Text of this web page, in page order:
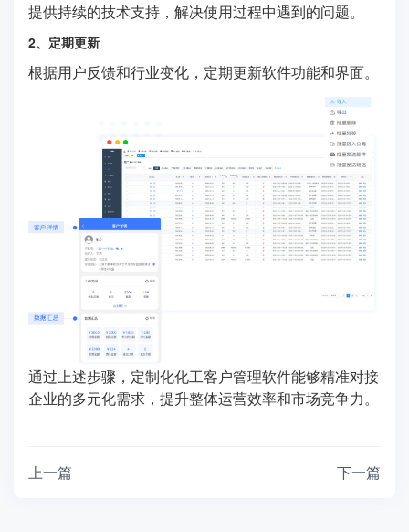
提供持续的技术支持，解决使用过程中遇到的问题。
2、定期更新
根据用户反馈和行业变化，定期更新软件功能和界面。
通过上述步骤，定制化化工客户管理软件能够精准对接
企业的多元化需求，提升整体运营效率和市场竞争力。
上一篇 下一篇